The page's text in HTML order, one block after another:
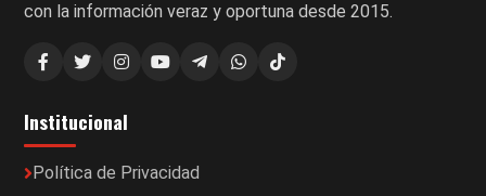
con la información veraz y oportuna desde 2015.
Institucional
Política de Privacidad